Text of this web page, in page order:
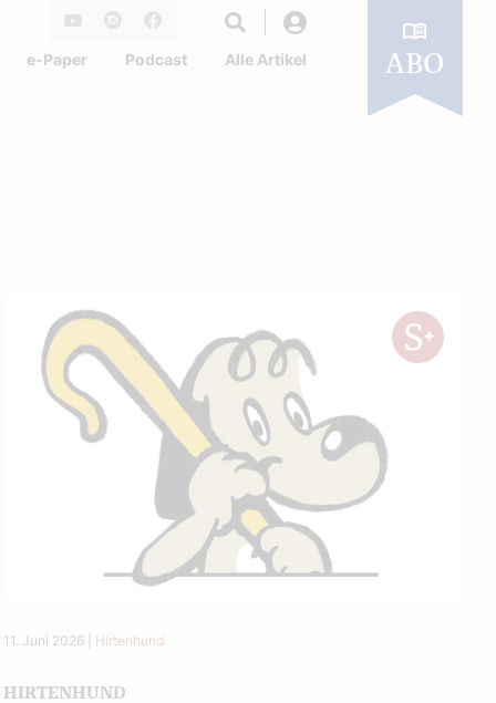
Facebook
e-Paper Podcast Alle Artikel ABO
11. Juni 2026| Hirtenhund
HIRTENHUND